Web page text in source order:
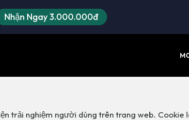
Nhận Ngay 3.000.000đ
trải nghiệm người dùng trên trang web.